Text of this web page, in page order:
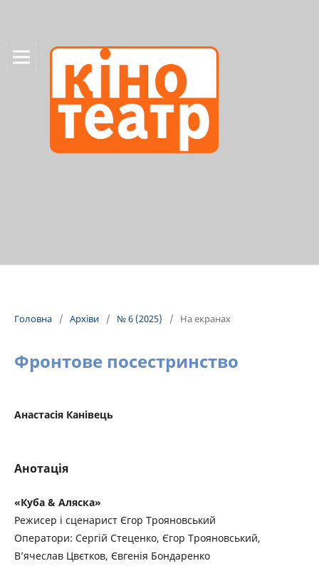
Головна / Архіви / № 6 (2025) / На екранах
Фронтове посестринство
Анастасія Канівець
Анотація
«Куба & Аляска»
Режисер і сценарист Єгор Трояновський
Оператори: Сергій Стеценко, Єгор Трояновський,
В’ячеслав Цвєтков, Євгенія Бондаренко